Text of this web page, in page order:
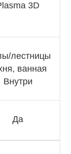
3D
лестницы
ванная
Внутри
Да